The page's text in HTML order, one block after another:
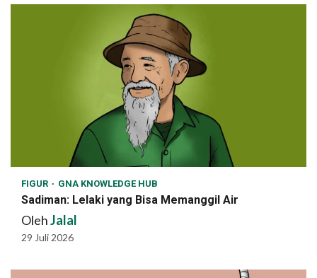
FIGUR GNA KNOWLEDGE HUB
Sadiman: Lelaki yang Bisa Memanggil Air
OlehJalal
29 Juli 2026